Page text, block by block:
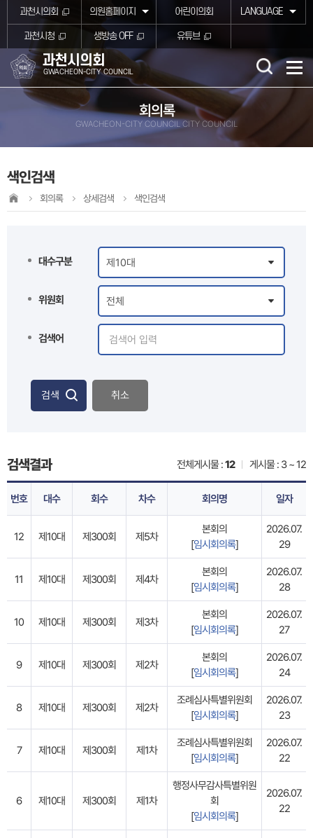
본문바로가기
과천시의회 의원홈페이지 어린이의회 LANGUAGE
과천시청 생방송 OFF 유튜브
과천시의회
GWACHEON-CITY COUNCIL
회의록
GWACHEON-CITY COUNCIL CITY COUNCIL
색인검색
회의록 상세검색 색인검색
대수구분
위원회
검색어
검색 취소
검색결과 전체게시물 :12 게시물 : 3 ~ 12
번호 대수 회수 차수 회의명 일자
12 제10대 제300회 제5차
본회의
[임시회의록]
2026.07.
29
11 제10대 제300회 제4차
본회의
[임시회의록]
2026.07.
28
10 제10대 제300회 제3차
본회의
[임시회의록]
2026.07.
27
9 제10대 제300회 제2차
본회의
[임시회의록]
2026.07.
24
8 제10대 제300회 제2차
조례심사특별위원회
[임시회의록]
2026.07.
23
7 제10대 제300회 제1차
조례심사특별위원회
[임시회의록]
2026.07.
22
6 제10대 제300회 제1차
행정사무감사특별위원
회
[임시회의록]
2026.07.
22